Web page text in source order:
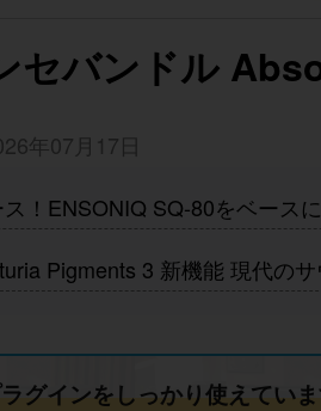
バンドル
年07月17日
！ENSONIQ SQ-80をベース
Pigments 3 新機能 現代の
グインをしっかり使えてい